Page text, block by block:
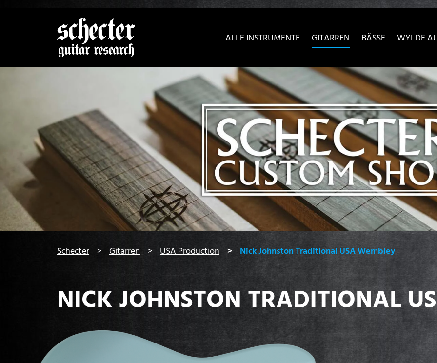
Zeige besser passende Version dieser SeiteDiese Meldung nicht
ALLE INSTRUMENTE GITARREN BÄSSE WYLDE
Schecter Gitarren USA Production Nick Johnston Traditional USA Wembley
NICK JOHNSTON TRADITIONAL